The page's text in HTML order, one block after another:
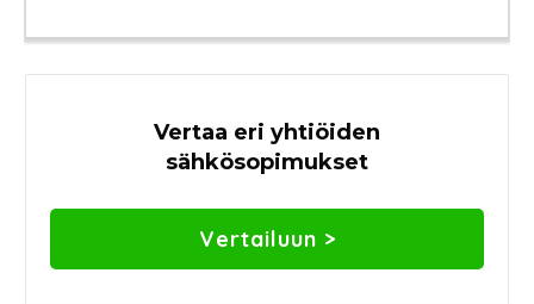
Vertaa eri yhtiöiden
sähkösopimukset
Vertailuun >